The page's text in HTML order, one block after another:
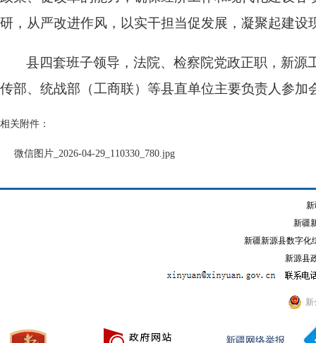
研，从严改进作风，以实干担当促发展，凝聚起建设
县四套班子领导，法院、检察院党政正职，新
传部、统战部（工商联）等县直单位主要负责人参加
相关附件：
微信图片_2026-04-29_110330_780.jpg
新疆
新疆新源县数字化
新源县
新
新疆网络举报